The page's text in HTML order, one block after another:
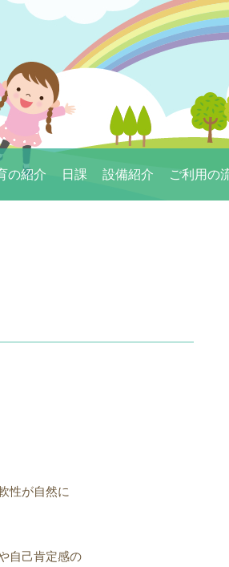
の紹介 日課 設備紹介 ご利用の
性が自然に
自己肯定感の